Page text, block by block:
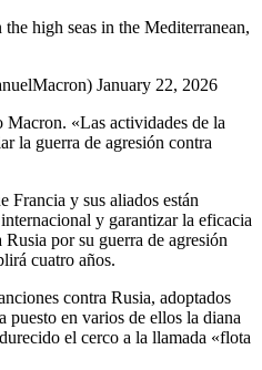
high seas in the Mediterranean,
January 22, 2026
Macron. «Las actividades de la
la guerra de agresión contra
Francia y sus aliados están
y garantizar la eficacia
por su guerra de agresión
cuatro años.
contra Rusia, adoptados
puesto en varios de ellos la diana
el cerco a la llamada «flota